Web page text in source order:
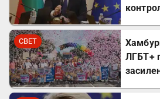
СВЕТ
ЛГБТ+